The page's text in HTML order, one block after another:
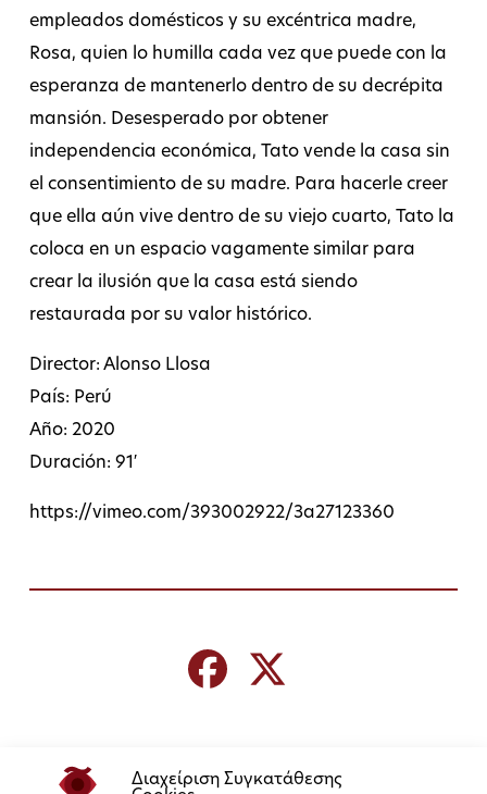
Διαχείριση Συγκατάθεσης
empleados domésticos y su excéntrica madre,
Rosa, quien lo humilla cada vez que puede con la
esperanza de mantenerlo dentro de su decrépita
mansión. Desesperado por obtener
independencia económica, Tato vende la casa sin
el consentimiento de su madre. Para hacerle creer
que ella aún vive dentro de su viejo cuarto, Tato la
coloca en un espacio vagamente similar para
crear la ilusión que la casa está siendo
restaurada por su valor histórico.
Director: Alonso Llosa
País: Perú
Año: 2020
Duración: 91′
https://vimeo.com/393002922/3a27123360